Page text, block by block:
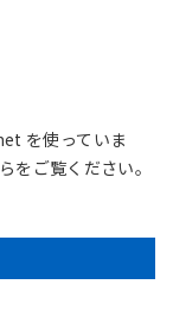
を使っていま
をご覧ください。